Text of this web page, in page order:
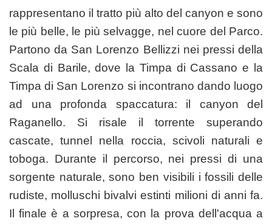
rappresentano il tratto più alto del canyon e sono
le più belle, le più selvagge, nel cuore del Parco.
Partono da San Lorenzo Bellizzi nei pressi della
Scala di Barile, dove la Timpa di Cassano e la
Timpa di San Lorenzo si incontrano dando luogo
ad una profonda spaccatura: il canyon del
Raganello. Si risale il torrente superando
cascate, tunnel nella roccia, scivoli naturali e
toboga. Durante il percorso, nei pressi di una
sorgente naturale, sono ben visibili i fossili delle
rudiste, molluschi bivalvi estinti milioni di anni fa.
Il finale è a sorpresa, con la prova dell'acqua a